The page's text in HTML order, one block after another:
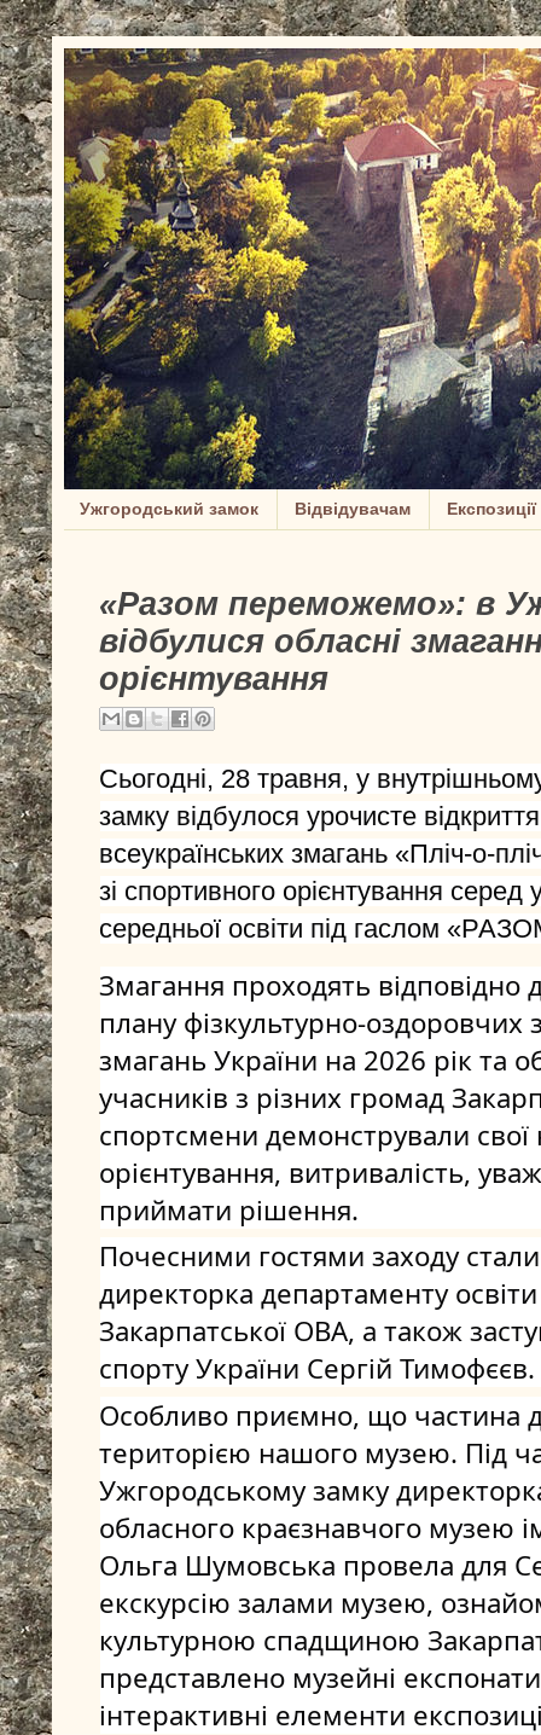
Ужгородський замок Відвідувачам Експозиції
«Разом переможемо»: в
відбулися обласні
орієнтування
Сьогодні, 28 травня, у
замку відбулося урочисте
всеукраїнських змагань «Пліч-о-
зі спортивного орієнтування серед
середньої освіти під гаслом
Змагання проходять відповідно
плану фізкультурно-оздоровчих
змагань України на 2026 рік та
учасників з різних громад
спортсмени демонстрували
орієнтування, витривалість,
приймати рішення.
Почесними гостями заходу
директорка департаменту
Закарпатської ОВА, а також
спорту України Сергій Тимофєєв.
Особливо приємно, що частина
територією нашого музею. Під
Ужгородському замку
обласного краєзнавчого музею
Ольга Шумовська провела для
екскурсію залами музею,
культурною спадщиною
представлено музейні
інтерактивні елементи